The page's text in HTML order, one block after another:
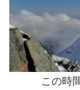
この時